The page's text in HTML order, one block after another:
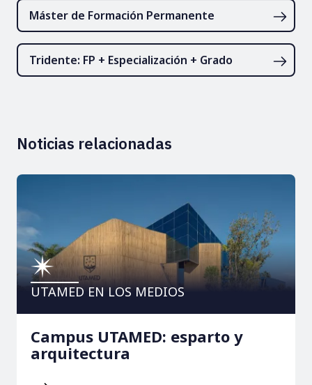
Máster de Formación Permanente
Tridente: FP + Especialización + Grado
Noticias relacionadas
UTAMED EN LOS MEDIOS
Campus UTAMED: esparto y
arquitectura